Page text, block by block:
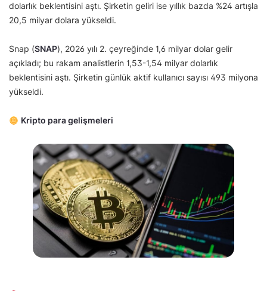
dolarlık beklentisini aştı. Şirketin geliri ise yıllık bazda %24 artışla
20,5 milyar dolara yükseldi.
Snap (SNAP), 2026 yılı 2. çeyreğinde 1,6 milyar dolar gelir
açıkladı; bu rakam analistlerin 1,53-1,54 milyar dolarlık
beklentisini aştı. Şirketin günlük aktif kullanıcı sayısı 493 milyona
yükseldi.
Kripto para gelişmeleri